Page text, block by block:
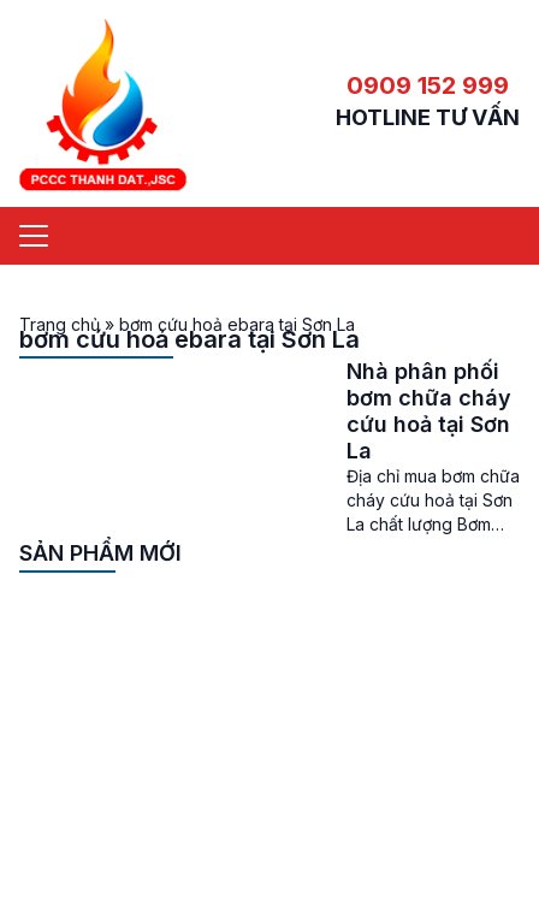
0909 152 999
HOTLINE TƯ VẤN
Trang chủ» bơm cứu hoả ebara tại Sơn La
bơm cứu hoả ebara tại Sơn La
Nhà phân phối
bơm chữa cháy
cứu hoả tại Sơn
La
Địa chỉ mua bơm chữa
cháy cứu hoả tại Sơn
La chất lượng Bơm
SẢN PHẨM MỚI